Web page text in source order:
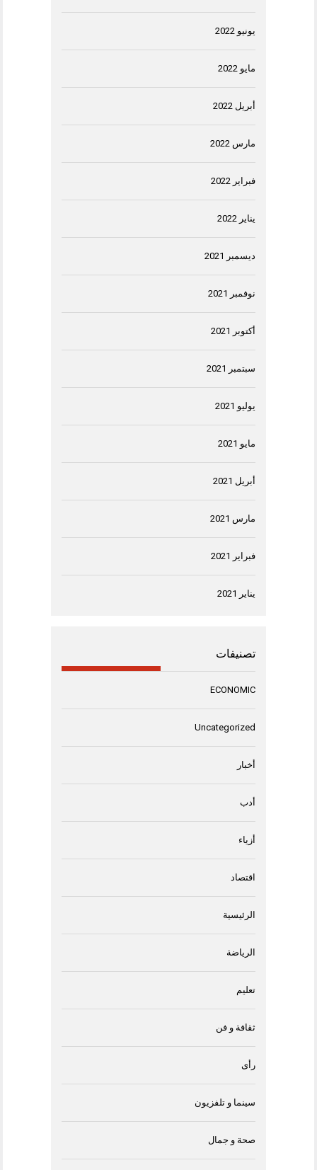
يونيو 2022
مايو 2022
أبريل 2022
مارس 2022
فبراير 2022
يناير 2022
ديسمبر 2021
نوفمبر 2021
أكتوبر 2021
سبتمبر 2021
يوليو 2021
مايو 2021
أبريل 2021
مارس 2021
فبراير 2021
يناير 2021
تصنيفات
ECONOMIC
Uncategorized
أخبار
أدب
أزياء
اقتصاد
الرئيسية
الرياضة
تعليم
ثقافة و فن
رأى
سينما و تلفزيون
صحة و جمال